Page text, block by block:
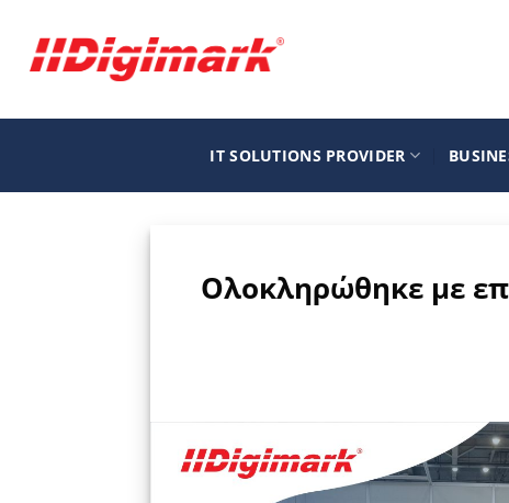
περιεχόμενο
IT SOLUTIONS PROVIDER
Ολοκληρώθηκε με